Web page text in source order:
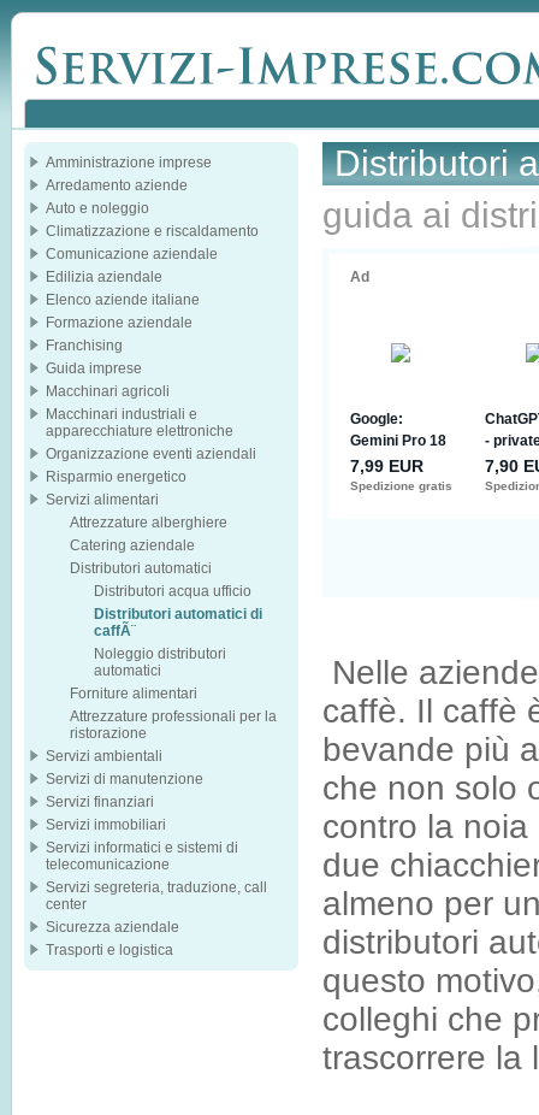
Distributori
guida ai
Nelle
caffè. Il caffè
bevande più
che non solo
contro la
due
almeno per
distributori
questo
colleghi che
trascorrere la
Amministrazione imprese
Arredamento aziende
Auto e noleggio
Climatizzazione e riscaldamento
Comunicazione aziendale
Edilizia aziendale
Elenco aziende italiane
Formazione aziendale
Franchising
Guida imprese
Macchinari agricoli
Macchinari industriali e
apparecchiature elettroniche
Organizzazione eventi aziendali
Risparmio energetico
Servizi alimentari
Attrezzature alberghiere
Catering aziendale
Distributori automatici
Distributori acqua ufficio
Distributori automatici di
caffÃ¨
Noleggio distributori
automatici
Forniture alimentari
Attrezzature professionali per la
ristorazione
Servizi ambientali
Servizi di manutenzione
Servizi finanziari
Servizi immobiliari
Servizi informatici e sistemi di
telecomunicazione
Servizi segreteria, traduzione, call
center
Sicurezza aziendale
Trasporti e logistica